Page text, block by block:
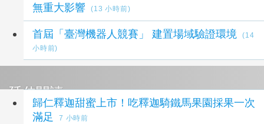
無重大影響
(13 小時前)
首屆「臺灣機器人競賽」 建置場域驗證環境
(14
小時前)
延伸閱讀
歸仁釋迦甜蜜上市！吃釋迦騎鐵馬果園採果一次
滿足
7 小時前